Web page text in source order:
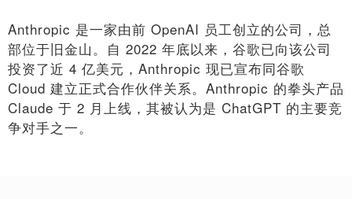
Anthropic 是一家由前 OpenAI 员工创立的公司，总
部位于旧金山。自 2022 年底以来，谷歌已向该公司
投资了近 4 亿美元，Anthropic 现已宣布同谷歌
Cloud 建立正式合作伙伴关系。Anthropic 的拳头产品
Claude 于 2 月上线，其被认为是 ChatGPT 的主要竞
争对手之一。